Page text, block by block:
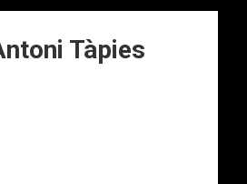
Tàpies